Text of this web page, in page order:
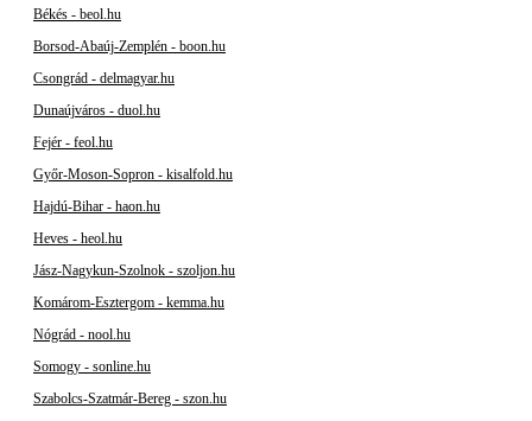
Békés - beol.hu
Borsod-Abaúj-Zemplén - boon.hu
Csongrád - delmagyar.hu
Dunaújváros - duol.hu
Fejér - feol.hu
Győr-Moson-Sopron - kisalfold.hu
Hajdú-Bihar - haon.hu
Heves - heol.hu
Jász-Nagykun-Szolnok - szoljon.hu
Komárom-Esztergom - kemma.hu
Nógrád - nool.hu
Somogy - sonline.hu
Szabolcs-Szatmár-Bereg - szon.hu